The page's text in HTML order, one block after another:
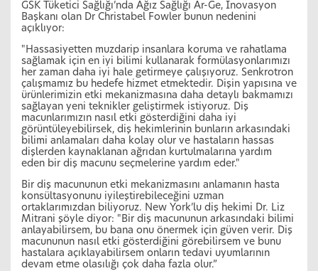
GSK Tüketici Sağlığı’nda Ağız Sağlığı Ar-Ge, İnovasyon
Başkanı olan Dr Christabel Fowler bunun nedenini
açıklıyor:
"Hassasiyetten muzdarip insanlara koruma ve rahatlama
sağlamak için en iyi bilimi kullanarak formülasyonlarımızı
her zaman daha iyi hale getirmeye çalışıyoruz. Senkrotron
çalışmamız bu hedefe hizmet etmektedir. Dişin yapısına ve
ürünlerimizin etki mekanizmasına daha detaylı bakmamızı
sağlayan yeni teknikler geliştirmek istiyoruz. Diş
macunlarımızın nasıl etki gösterdiğini daha iyi
görüntüleyebilirsek, diş hekimlerinin bunların arkasındaki
bilimi anlamaları daha kolay olur ve hastaların hassas
dişlerden kaynaklanan ağrıdan kurtulmalarına yardım
eden bir diş macunu seçmelerine yardım eder."
Bir diş macununun etki mekanizmasını anlamanın hasta
konsültasyonunu iyileştirebileceğini uzman
ortaklarımızdan biliyoruz. New York’lu diş hekimi Dr. Liz
Mitrani şöyle diyor: "Bir diş macununun arkasındaki bilimi
anlayabilirsem, bu bana onu önermek için güven verir. Diş
macununun nasıl etki gösterdiğini görebilirsem ve bunu
hastalara açıklayabilirsem onların tedavi uyumlarının
devam etme olasılığı çok daha fazla olur.”